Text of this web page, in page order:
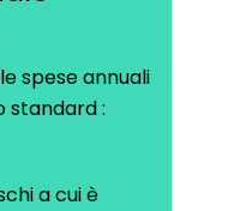
spese annuali
standard :
a cui è